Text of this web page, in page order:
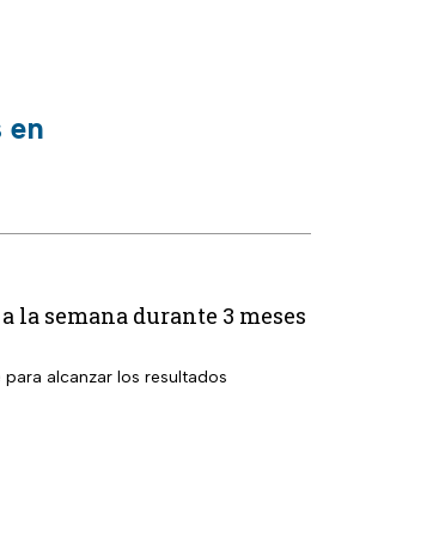
en
la semana durante 3 meses
alcanzar los resultados